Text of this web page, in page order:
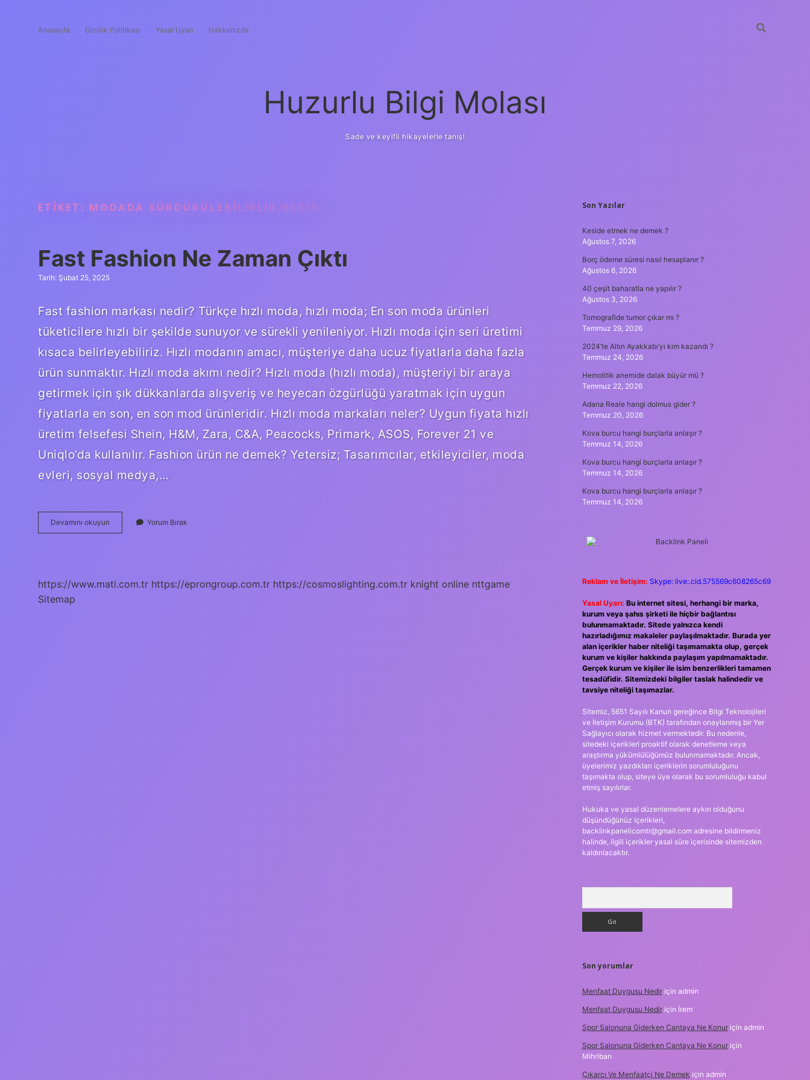
Anasayfa Gizlilik Politikası Yasal Uyarı Hakkımızda
Huzurlu Bilgi Molası
Sade ve keyifli hikayelerle tanış!
ETIKET: MODADA SÜRDÜRÜLEBILIRLIK NEDIR
Fast Fashion Ne Zaman Çıktı
Tarih: Şubat 25, 2025
Fast fashion markası nedir? Türkçe hızlı moda, hızlı moda; En son moda ürünleri
tüketicilere hızlı bir şekilde sunuyor ve sürekli yenileniyor. Hızlı moda için seri üretimi
kısaca belirleyebiliriz. Hızlı modanın amacı, müşteriye daha ucuz fiyatlarla daha fazla
ürün sunmaktır. Hızlı moda akımı nedir? Hızlı moda (hızlı moda), müşteriyi bir araya
getirmek için şık dükkanlarda alışveriş ve heyecan özgürlüğü yaratmak için uygun
fiyatlarla en son, en son mod ürünleridir. Hızlı moda markaları neler? Uygun fiyata hızlı
üretim felsefesi Shein, H&M, Zara, C&A, Peacocks, Primark, ASOS, Forever 21 ve
Uniqlo’da kullanılır. Fashion ürün ne demek? Yetersiz; Tasarımcılar, etkileyiciler, moda
evleri, sosyal medya,…
Devamını okuyun
Fashion
Yorum Bırak
https://www.mati.com.tr https://eprongroup.com.tr https://cosmoslighting.com.tr knight online nttgame
Sitemap
SIDEBAR
Son Yazılar
Keside etmek ne demek ?
Ağustos 7, 2026
Borç ödeme süresi nasıl hesaplanır ?
Ağustos 6, 2026
40 çeşit baharatla ne yapılır ?
Ağustos 3, 2026
Tomografide tumor çıkar mı ?
Temmuz 29, 2026
2024’te Altın Ayakkabı’yı kim kazandı ?
Temmuz 24, 2026
Hemolitik anemide dalak büyür mü ?
Temmuz 22, 2026
Adana Reale hangi dolmus gider ?
Temmuz 20, 2026
Kova burcu hangi burçlarla anlaşır ?
Temmuz 14, 2026
Kova burcu hangi burçlarla anlaşır ?
Temmuz 14, 2026
Kova burcu hangi burçlarla anlaşır ?
Temmuz 14, 2026
Reklam ve İletişim: Skype: live:.cid.575569c608265c69
Yasal Uyarı: Bu internet sitesi, herhangi bir marka,
kurum veya şahıs şirketi ile hiçbir bağlantısı
bulunmamaktadır. Sitede yalnızca kendi
hazırladığımız makaleler paylaşılmaktadır. Burada yer
alan içerikler haber niteliği taşımamakta olup, gerçek
kurum ve kişiler hakkında paylaşım yapılmamaktadır.
Gerçek kurum ve kişiler ile isim benzerlikleri tamamen
tesadüfidir. Sitemizdeki bilgiler taslak halindedir ve
tavsiye niteliği taşımazlar.
Sitemiz, 5651 Sayılı Kanun gereğince Bilgi Teknolojileri
ve İletişim Kurumu (BTK) tarafından onaylanmış bir Yer
Sağlayıcı olarak hizmet vermektedir. Bu nedenle,
sitedeki içerikleri proaktif olarak denetleme veya
araştırma yükümlülüğümüz bulunmamaktadır. Ancak,
üyelerimiz yazdıkları içeriklerin sorumluluğunu
taşımakta olup, siteye üye olarak bu sorumluluğu kabul
etmiş sayılırlar.
Hukuka ve yasal düzenlemelere aykırı olduğunu
düşündüğünüz içerikleri,
backlinkpanelicomtr@gmail.comadresine bildirmeniz
halinde, ilgili içerikler yasal süre içerisinde sitemizden
kaldırılacaktır.
Son yorumlar
Menfaat Duygusu Nediriçin admin
Menfaat Duygusu Nediriçin İrem
Spor Salonuna Giderken Cantaya Ne Konuriçin admin
Spor Salonuna Giderken Cantaya Ne Konuriçin
Mihriban
Çıkarcı Ve Menfaatçi Ne Demek için admin